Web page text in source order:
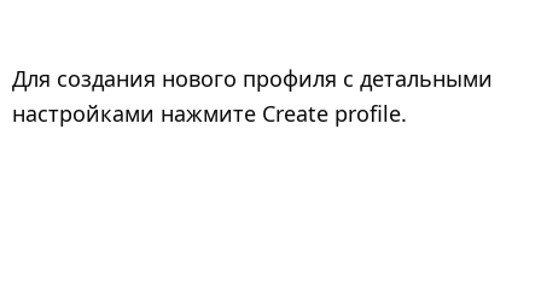
Для создания нового профиля с детальными
настройками нажмите Create profile.